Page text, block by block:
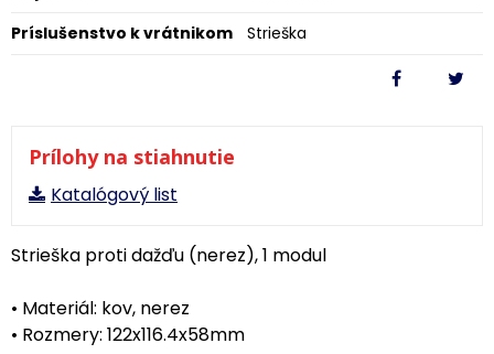
Príslušenstvo k vrátnikom
Strieška
Prílohy na stiahnutie
Katalógový list
Strieška proti dažďu (nerez), 1 modul
• Materiál: kov, nerez
• Rozmery: 122x116.4x58mm